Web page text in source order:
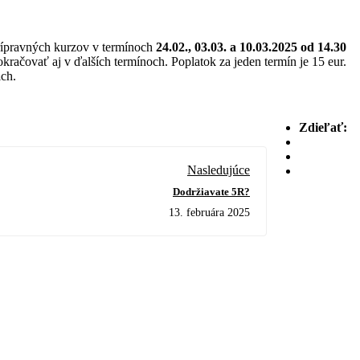
kurzov v termínoch 24.02., 03.03. a 10.03.2025 od 14.30
aj v ďalších termínoch. Poplatok za jeden termín je 15 eur.
Zdieľať:
Nasledujúce
Dodržiavate 5R?
13. februára 2025